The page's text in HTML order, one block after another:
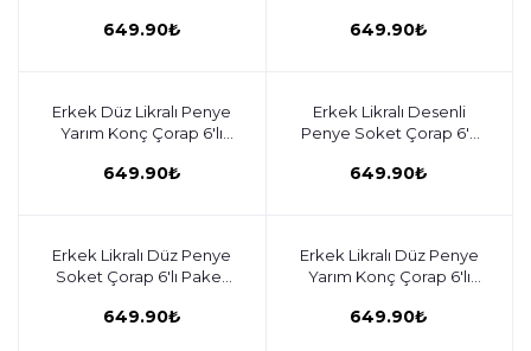
649.90₺ 649.90₺
Sepete ekle
Erkek Düz Likralı Penye
Yarım Konç Çorap 6'lı
649.90₺
Sepete ekle
Erkek Likralı Desenli
Penye Soket Çorap 6'lı
649.90₺
Sepete ekle
Erkek Likralı Düz Penye
Soket Çorap 6'lı Paket
649.90₺
Sepete ekle
Erkek Likralı Düz Penye
Yarım Konç Çorap 6'lı
649.90₺